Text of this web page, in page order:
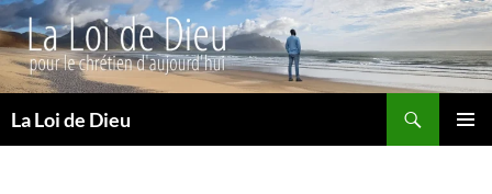
La Loi de Dieu